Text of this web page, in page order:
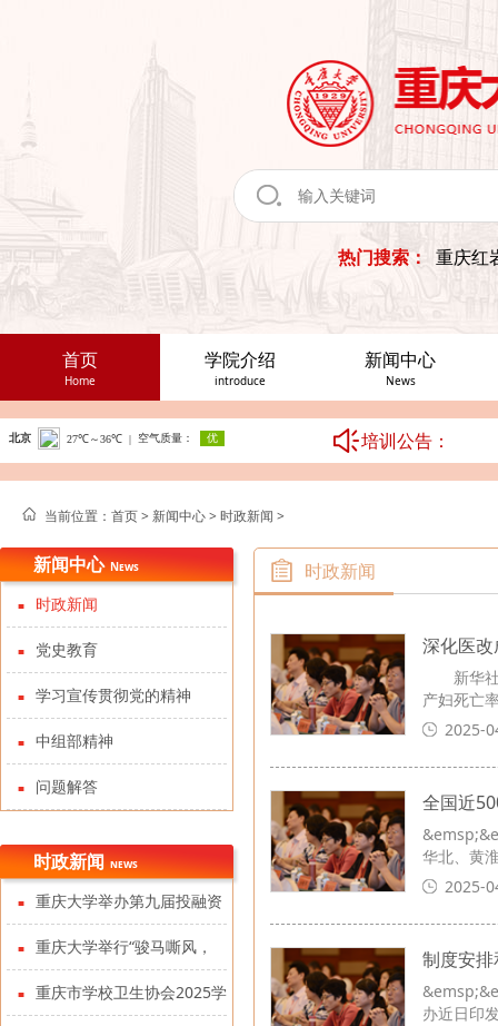
热门搜索： 重庆红
首页
Home
学院介绍
introduce
新闻中心
News
培训公告：
当前位置： 首页 > 新闻中心> 时政新闻 >
新闻中心 News
时政新闻
党史教育
学习宣传贯彻党的精神
中组部精神
问题解答
时政新闻 news
重庆大学举办第九届投融资
政策及PPP学术研讨会暨第十
届中国投融资政策论坛
重庆大学举行“骏马嘶风，
薪火百年”2026新年晚会
重庆市学校卫生协会2025学
时政新闻
深化医
新华社
产妇死亡
2025-
全国近
华北、黄
2025-
制度安
办近日印